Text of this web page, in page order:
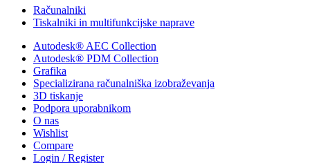
Računalniki
Tiskalniki in multifunkcijske naprave
Autodesk® AEC Collection
Autodesk® PDM Collection
Grafika
Specializirana računalniška izobraževanja
3D tiskanje
Podpora uporabnikom
O nas
Wishlist
Compare
Login / Register